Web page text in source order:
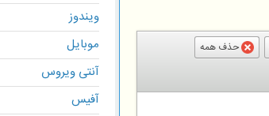
حذف همه
ویندوز
موبایل
آنتی ویروس
آفیس